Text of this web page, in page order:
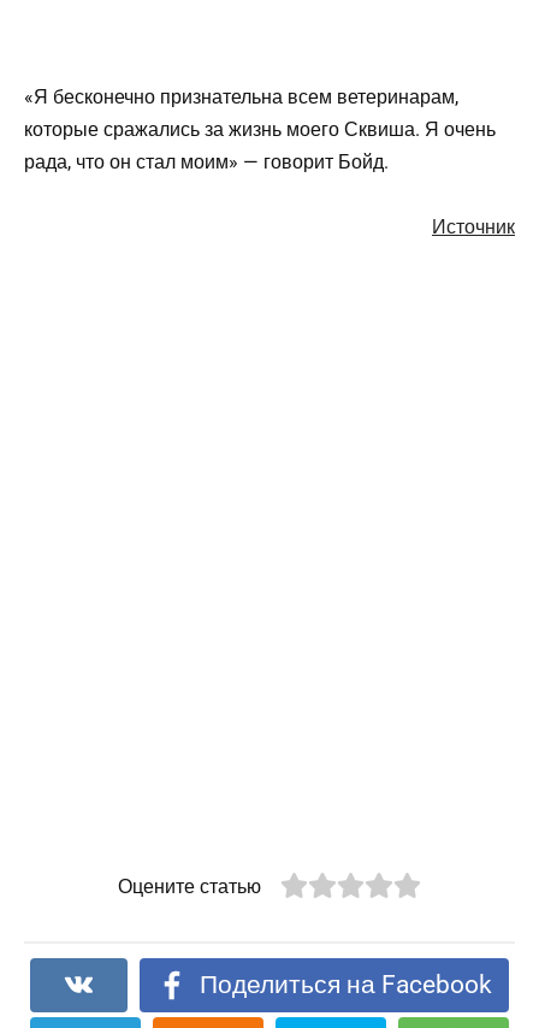
«Я бесконечно признательна всем ветеринарам,
которые сражались за жизнь моего Сквиша. Я очень
рада, что он стал моим» — говорит Бойд.
Источник
Оцените статью
Поделиться на Facebook